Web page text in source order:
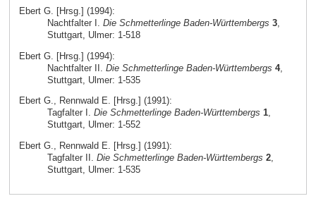
Ebert G. [Hrsg.] (1994):
Nachtfalter I. Die Schmetterlinge Baden-Württembergs 3,
Stuttgart, Ulmer: 1-518
Ebert G. [Hrsg.] (1994):
Nachtfalter II. Die Schmetterlinge Baden-Württembergs 4,
Stuttgart, Ulmer: 1-535
Ebert G., Rennwald E. [Hrsg.] (1991):
Tagfalter I. Die Schmetterlinge Baden-Württembergs 1,
Stuttgart, Ulmer: 1-552
Ebert G., Rennwald E. [Hrsg.] (1991):
Tagfalter II. Die Schmetterlinge Baden-Württembergs 2,
Stuttgart, Ulmer: 1-535